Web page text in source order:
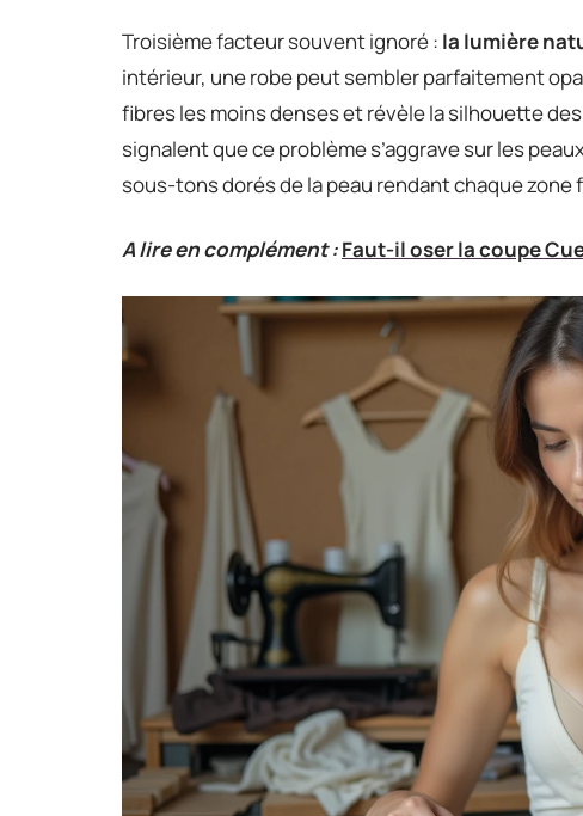
Troisième facteur souvent ignoré : la lumière
intérieur, une robe peut sembler parfaitement
fibres les moins denses et révèle la silhouette
signalent que ce problème s’aggrave sur les
sous-tons dorés de la peau rendant chaque
A lire en complément :Faut-il oser la coupe